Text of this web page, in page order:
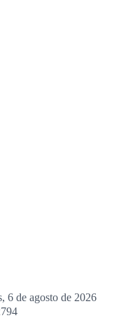
6 de agosto de 2026